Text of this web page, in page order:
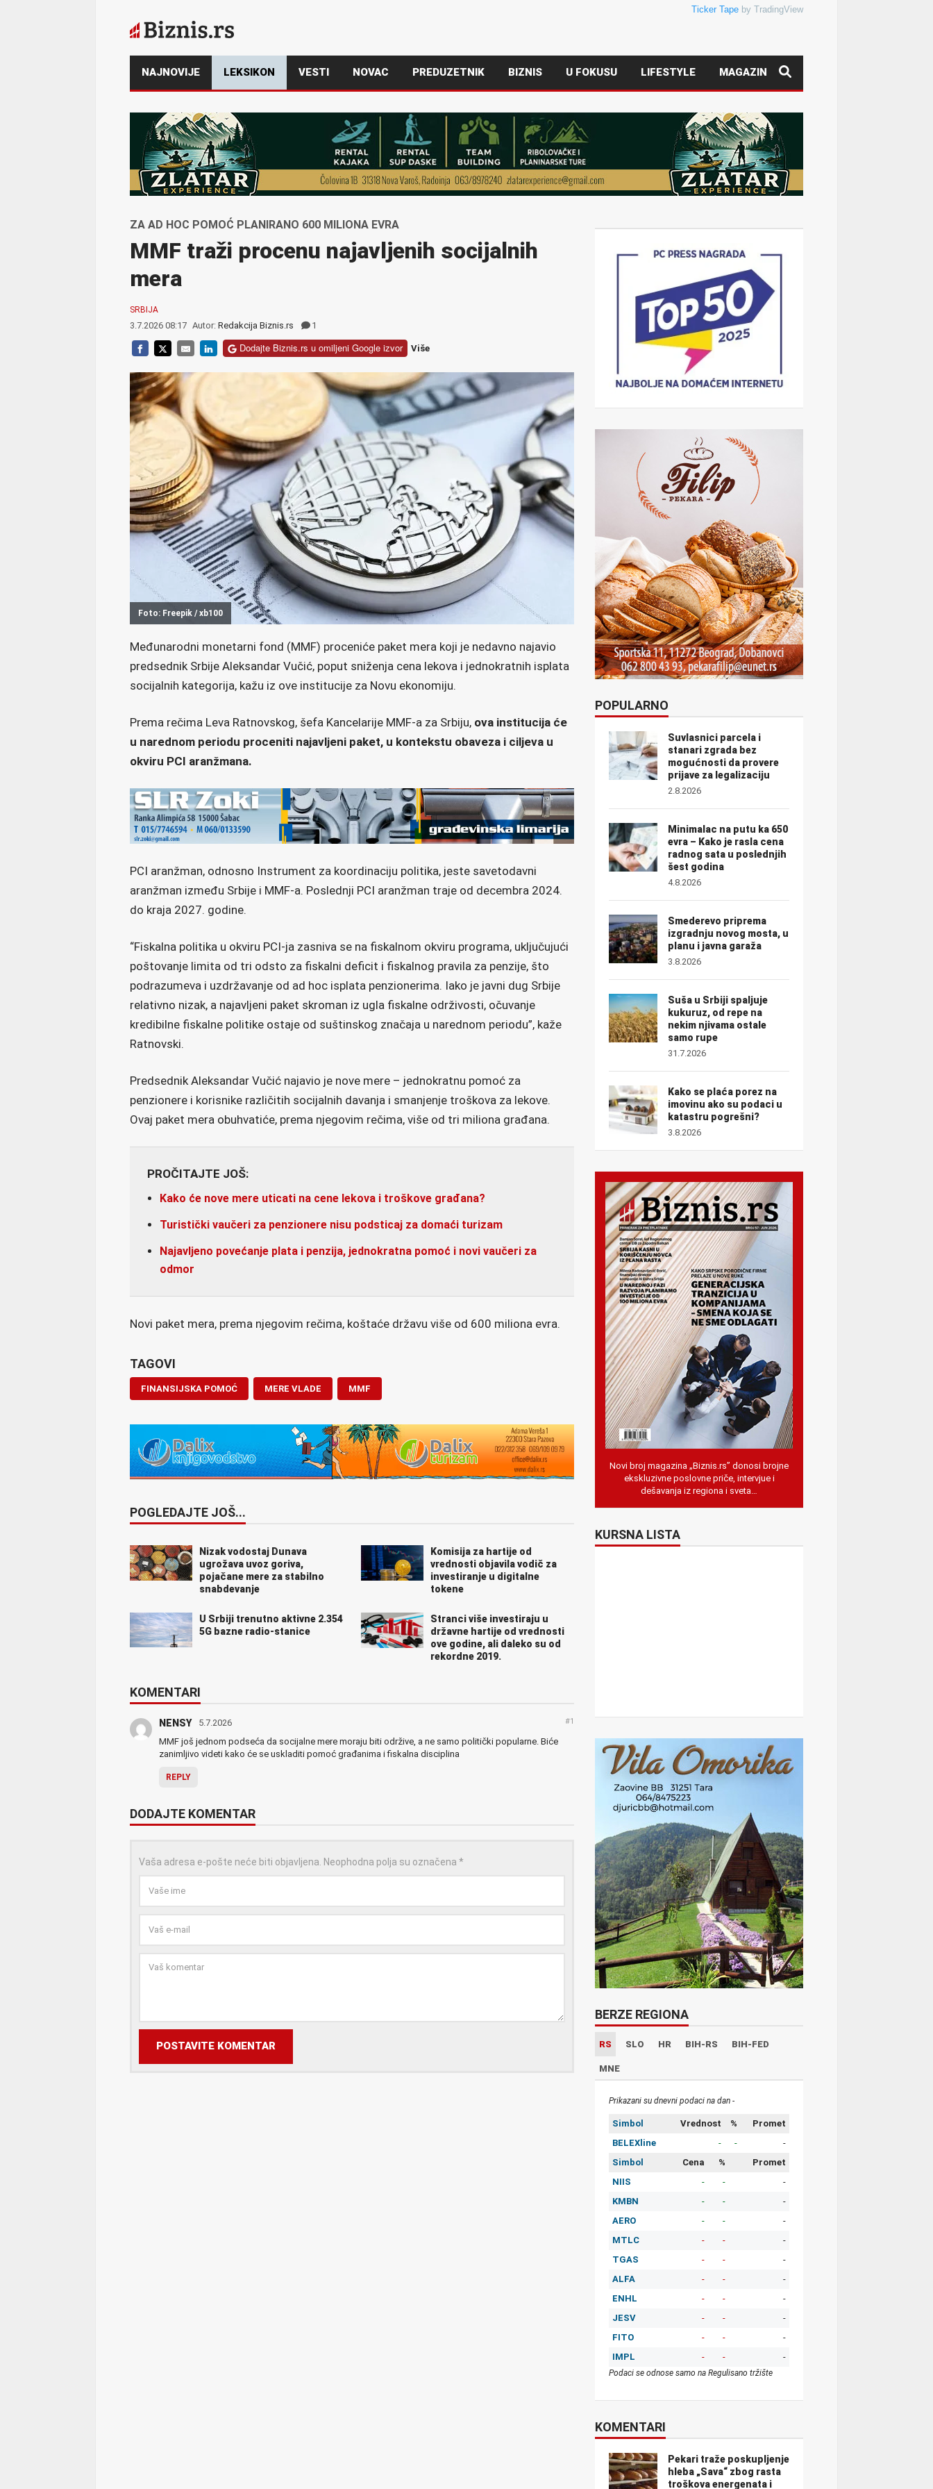
Ticker Tape by TradingView
NAJNOVIJE LEKSIKON VESTI NOVAC PREDUZETNIK BIZNIS U FOKUSU LIFESTYLE MAGAZIN
ZA AD HOC POMOĆ PLANIRANO 600 MILIONA EVRA
MMF traži procenu najavljenih socijalnih
mera
SRBIJA
3.7.2026 08:17 Autor: Redakcija Biznis.rs 1
Dodajte Biznis.rs u omiljeni Google izvor Više
Foto: Freepik / xb100
Međunarodni monetarni fond (MMF) proceniće paket mera koji je nedavno najavio
predsednik Srbije Aleksandar Vučić, poput sniženja cena lekova i jednokratnih isplata
socijalnih kategorija, kažu iz ove institucije za Novu ekonomiju.
Prema rečima Leva Ratnovskog, šefa Kancelarije MMF-a za Srbiju, ova institucija će
u narednom periodu proceniti najavljeni paket, u kontekstu obaveza i ciljeva u
okviru PCI aranžmana.
PCI aranžman, odnosno Instrument za koordinaciju politika, jeste savetodavni
aranžman između Srbije i MMF-a. Poslednji PCI aranžman traje od decembra 2024.
do kraja 2027. godine.
“Fiskalna politika u okviru PCI-ja zasniva se na fiskalnom okviru programa, uključujući
poštovanje limita od tri odsto za fiskalni deficit i fiskalnog pravila za penzije, što
podrazumeva i uzdržavanje od ad hoc isplata penzionerima. Iako je javni dug Srbije
relativno nizak, a najavljeni paket skroman iz ugla fiskalne održivosti, očuvanje
kredibilne fiskalne politike ostaje od suštinskog značaja u narednom periodu”, kaže
Ratnovski.
Predsednik Aleksandar Vučić najavio je nove mere – jednokratnu pomoć za
penzionere i korisnike različitih socijalnih davanja i smanjenje troškova za lekove.
Ovaj paket mera obuhvatiće, prema njegovim rečima, više od tri miliona građana.
PROČITAJTE JOŠ:
Kako će nove mere uticati na cene lekova i troškove građana?
Turistički vaučeri za penzionere nisu podsticaj za domaći turizam
Najavljeno povećanje plata i penzija, jednokratna pomoć i novi vaučeri za
odmor
Novi paket mera, prema njegovim rečima, koštaće državu više od 600 miliona evra.
TAGOVI
FINANSIJSKA POMOĆ MERE VLADE MMF
POGLEDAJTE JOŠ...
Nizak vodostaj Dunava
ugrožava uvoz goriva,
pojačane mere za stabilno
snabdevanje
Komisija za hartije od
vrednosti objavila vodič za
investiranje u digitalne
tokene
U Srbiji trenutno aktivne 2.354
5G bazne radio-stanice
Stranci više investiraju u
državne hartije od vrednosti
ove godine, ali daleko su od
rekordne 2019.
KOMENTARI
NENSY 5.7.2026 #1
MMF još jednom podseća da socijalne mere moraju biti održive, a ne samo politički popularne. Biće
zanimljivo videti kako će se uskladiti pomoć građanima i fiskalna disciplina
REPLY
DODAJTE KOMENTAR
Vaša adresa e-pošte neće biti objavljena. Neophodna polja su označena *
POSTAVITE KOMENTAR
POPULARNO
Suvlasnici parcela i
stanari zgrada bez
mogućnosti da provere
prijave za legalizaciju
2.8.2026
Minimalac na putu ka 650
evra – Kako je rasla cena
radnog sata u poslednjih
šest godina
4.8.2026
Smederevo priprema
izgradnju novog mosta, u
planu i javna garaža
3.8.2026
Suša u Srbiji spaljuje
kukuruz, od repe na
nekim njivama ostale
samo rupe
31.7.2026
Kako se plaća porez na
imovinu ako su podaci u
katastru pogrešni?
3.8.2026
Novi broj magazina „Biznis.rs” donosi brojne
ekskluzivne poslovne priče, intervjue i
dešavanja iz regiona i sveta…
KURSNA LISTA
BERZE REGIONA
RS SLO HR BIH-RS BIH-FED
MNE
Prikazani su dnevni podaci na dan -
Simbol Vrednost %
Promet
BELEXline
- -
-
Simbol
Cena %
Promet
NIIS
- -
-
KMBN
- -
-
AERO
- -
-
MTLC
- -
-
TGAS
- -
-
ALFA
- -
-
ENHL
- -
-
JESV
- -
-
FITO
- -
-
IMPL
- - -
Podaci se odnose samo na Regulisano tržište
KOMENTARI
Pekari traže poskupljenje
hleba „Sava“ zbog rasta
troškova energenata i